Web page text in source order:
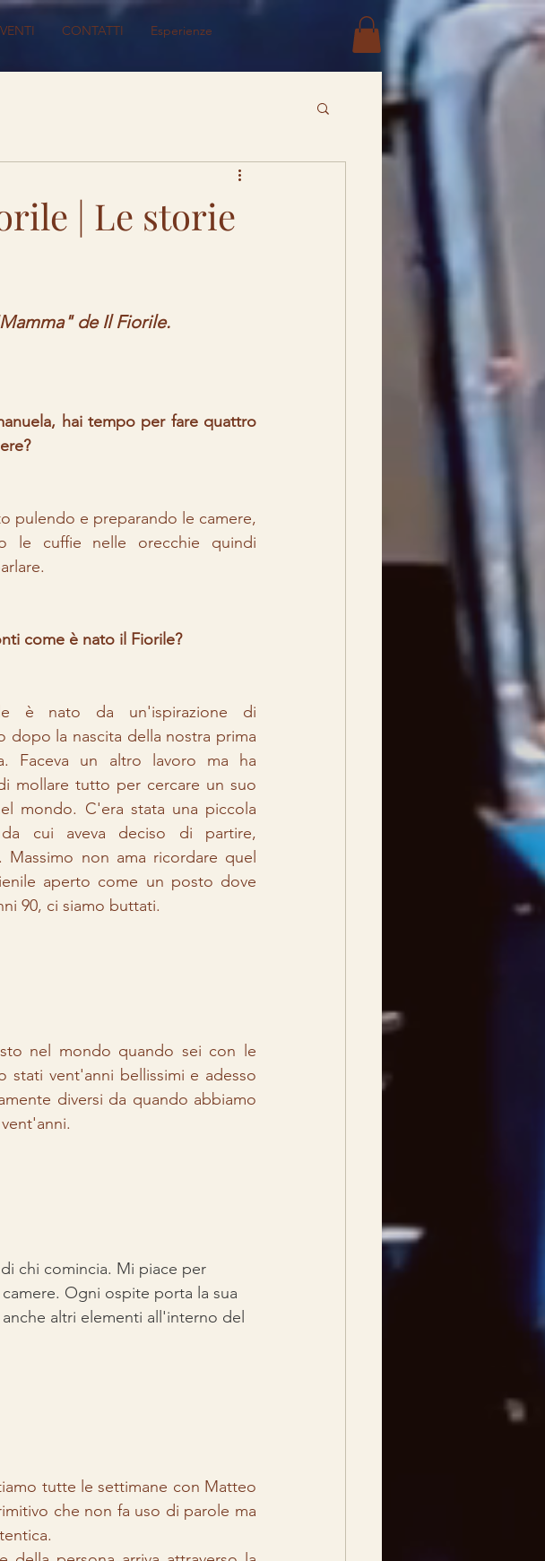
CONTATTI Esperienze
| Le storie
de Il Fiorile.
hai tempo per fare quattro
pulendo e preparando le camere,
le cuffie nelle orecchie quindi
come è nato il Fiorile?
è nato da un'ispirazione di
dopo la nascita della nostra prima
Faceva un altro lavoro ma ha
mollare tutto per cercare un suo
mondo. C'era stata una piccola
da cui aveva deciso di partire,
non ama ricordare quel
aperto come un posto dove
90, ci siamo buttati.
nel mondo quando sei con le
stati vent'anni bellissimi e adesso
diversi da quando abbiamo
chi comincia. Mi piace per
Ogni ospite porta la sua
altri elementi all'interno del
tutte le settimane con Matteo
che non fa uso di parole ma